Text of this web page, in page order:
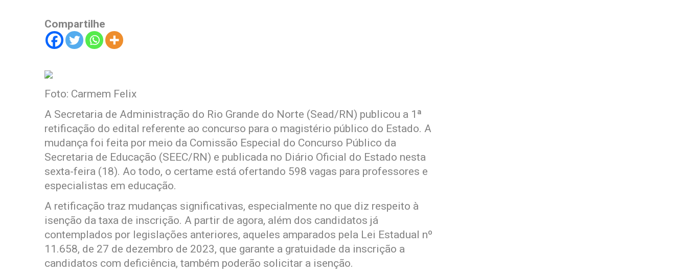
Compartilhe
Foto: Carmem Felix
A Secretaria de Administração do Rio Grande do Norte (Sead/RN) publicou a 1ª
retificação do edital referente ao concurso para o magistério público do Estado. A
mudança foi feita por meio da Comissão Especial do Concurso Público da
Secretaria de Educação (SEEC/RN) e publicada no Diário Oficial do Estado nesta
sexta-feira (18). Ao todo, o certame está ofertando 598 vagas para professores e
especialistas em educação.
A retificação traz mudanças significativas, especialmente no que diz respeito à
isenção da taxa de inscrição. A partir de agora, além dos candidatos já
contemplados por legislações anteriores, aqueles amparados pela Lei Estadual nº
11.658, de 27 de dezembro de 2023, que garante a gratuidade da inscrição a
candidatos com deficiência, também poderão solicitar a isenção.